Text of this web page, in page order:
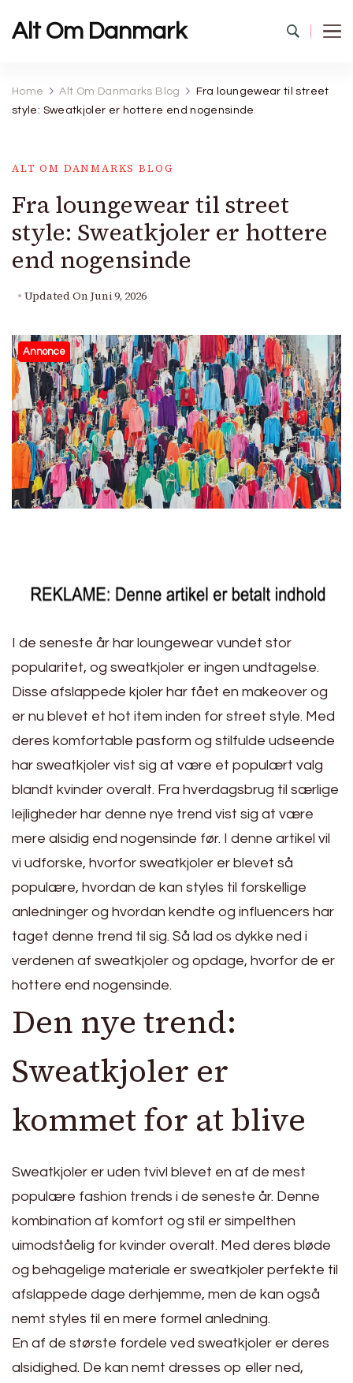
Alt Om Danmark
Home Alt Om Danmarks Blog
Fra loungewear til street
style: Sweatkjoler er hottere end nogensinde
ALT OM DANMARKS BLOG
Fra loungewear til street
style: Sweatkjoler er hottere
end nogensinde
Updated On Juni 9, 2026
Annonce
I de seneste år har loungewear vundet stor
popularitet, og sweatkjoler er ingen undtagelse.
Disse afslappede kjoler har fået en makeover og
er nu blevet et hot item inden for street style. Med
deres komfortable pasform og stilfulde udseende
har sweatkjoler vist sig at være et populært valg
blandt kvinder overalt. Fra hverdagsbrug til særlige
lejligheder har denne nye trend vist sig at være
mere alsidig end nogensinde før. I denne artikel vil
vi udforske, hvorfor sweatkjoler er blevet så
populære, hvordan de kan styles til forskellige
anledninger og hvordan kendte og influencers har
taget denne trend til sig. Så lad os dykke ned i
verdenen af sweatkjoler og opdage, hvorfor de er
hottere end nogensinde.
Den nye trend:
Sweatkjoler er
kommet for at blive
Sweatkjoler er uden tvivl blevet en af de mest
populære fashion trends i de seneste år. Denne
kombination af komfort og stil er simpelthen
uimodståelig for kvinder overalt. Med deres bløde
og behagelige materiale er sweatkjoler perfekte til
afslappede dage derhjemme, men de kan også
nemt styles til en mere formel anledning.
En af de største fordele ved sweatkjoler er deres
alsidighed. De kan nemt dresses op eller ned,